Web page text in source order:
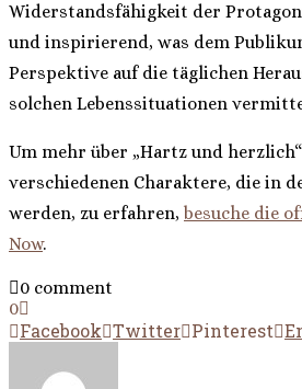
Widerstandsfähigkeit der
und inspirierend, was dem
Perspektive auf die täglichen
solchen Lebenssituationen
Um mehr über „Hartz und
verschiedenen Charaktere, die in
werden, zu erfahren, besuche die
Now.
0 comment
0
Facebook Twitter Pinterest